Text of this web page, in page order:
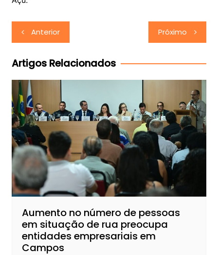
Navegação
de
Post
Anterior Próximo
Artigos Relacionados
Aumento no número de pessoas
em situação de rua preocupa
entidades empresariais em
Campos